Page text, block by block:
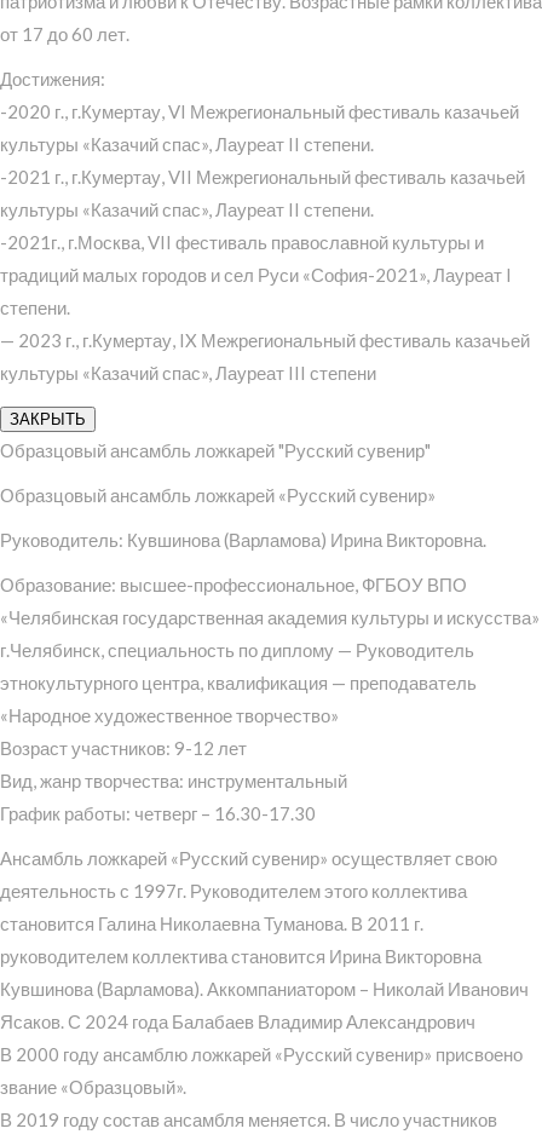
от 17 до 60 лет.
Достижения:
-2020 г., г.Кумертау, VI Межрегиональный фестиваль казачьей
культуры «Казачий спас», Лауреат II степени.
-2021 г., г.Кумертау, VII Межрегиональный фестиваль казачьей
культуры «Казачий спас», Лауреат II степени.
-2021г., г.Москва, VII фестиваль православной культуры и
традиций малых городов и сел Руси «София-2021», Лауреат I
степени.
— 2023 г., г.Кумертау, IX Межрегиональный фестиваль казачьей
культуры «Казачий спас», Лауреат III степени
ЗАКРЫТЬ
Образцовый ансамбль ложкарей "Русский сувенир"
Образцовый ансамбль ложкарей «Русский сувенир»
Руководитель: Кувшинова (Варламова) Ирина Викторовна.
Образование: высшее-профессиональное, ФГБОУ ВПО
«Челябинская государственная академия культуры и искусства»
г.Челябинск, специальность по диплому — Руководитель
этнокультурного центра, квалификация — преподаватель
«Народное художественное творчество»
Возраст участников: 9-12 лет
Вид, жанр творчества: инструментальный
График работы: четверг – 16.30-17.30
Ансамбль ложкарей «Русский сувенир» осуществляет свою
деятельность с 1997г. Руководителем этого коллектива
становится Галина Николаевна Туманова. В 2011 г.
руководителем коллектива становится Ирина Викторовна
Кувшинова (Варламова). Аккомпаниатором – Николай Иванович
Ясаков. С 2024 года Балабаев Владимир Александрович
В 2000 году ансамблю ложкарей «Русский сувенир» присвоено
звание «Образцовый».
В 2019 году состав ансамбля меняется. В число участников